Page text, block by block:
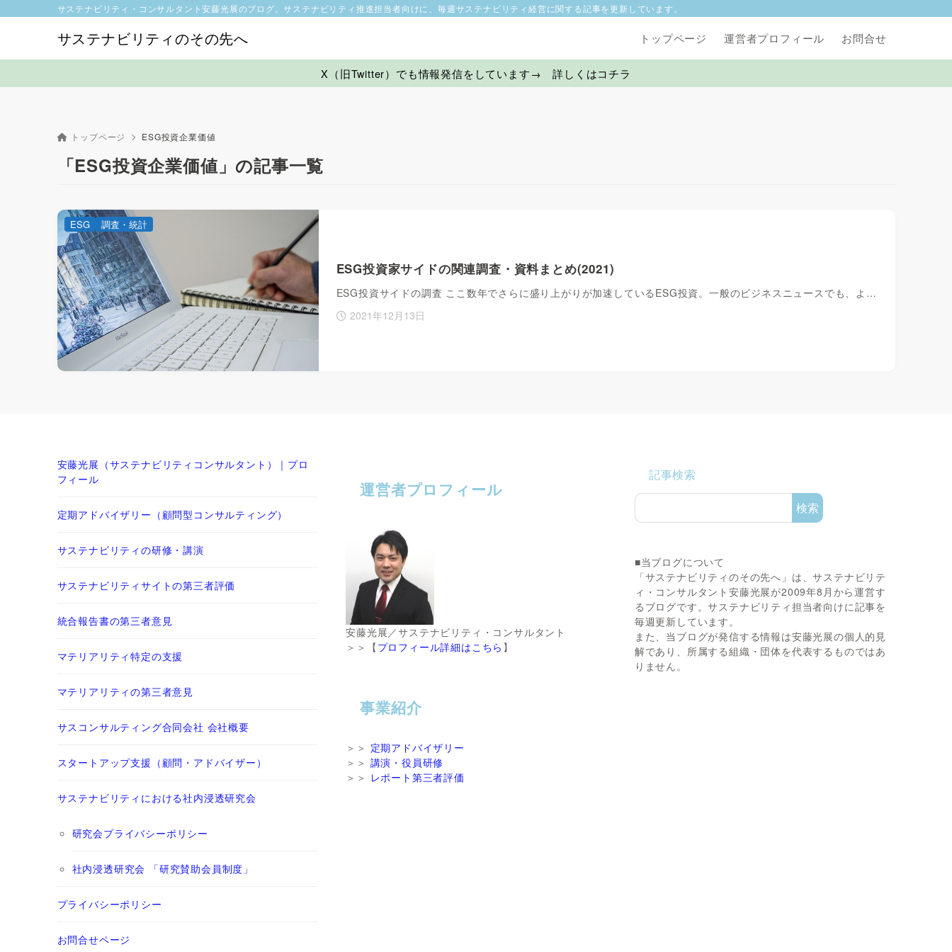
サステナビリティのその先へ
サステナビリティ・コンサルタント安藤光展のブログ。サステナビリティ推進担当者向けに、毎週サステナビリティ経営に関する記事を更新しています。
トップページ 運営者プロフィール お問合せ
X（旧Twitter）でも情報発信をしています→ 詳しくはコチラ
トップページ ESG投資企業価値
「ESG投資企業価値」の記事一覧
ESG投資家サイドの関連調査・資料まとめ(2021)
ESG投資サイドの調査 ここ数年でさらに盛り上がりが加速しているESG投資。一般のビジネスニュースでも、よ…
2021年12月13日
ESG 調査・統計
安藤光展（サステナビリティコンサルタント）｜プロ
フィール
定期アドバイザリー（顧問型コンサルティング）
サステナビリティの研修・講演
サステナビリティサイトの第三者評価
統合報告書の第三者意見
マテリアリティ特定の支援
マテリアリティの第三者意見
サスコンサルティング合同会社 会社概要
スタートアップ支援（顧問・アドバイザー）
サステナビリティにおける社内浸透研究会
研究会プライバシーポリシー
社内浸透研究会 「研究賛助会員制度」
プライバシーポリシー
お問合せページ
運営者プロフィール
安藤光展／サステナビリティ・コンサルタント
＞＞【 プロフィール詳細はこちら 】
事業紹介
＞＞ 定期アドバイザリー
＞＞ 講演・役員研修
＞＞ レポート第三者評価
記事検索
検索
■当ブログについて
「サステナビリティのその先へ」は、サステナビリテ
ィ・コンサルタント安藤光展が2009年8月から運営す
るブログです。サステナビリティ担当者向けに記事を
毎週更新しています。
また、当ブログが発信する情報は安藤光展の個人的見
解であり、所属する組織・団体を代表するものではあ
りません。